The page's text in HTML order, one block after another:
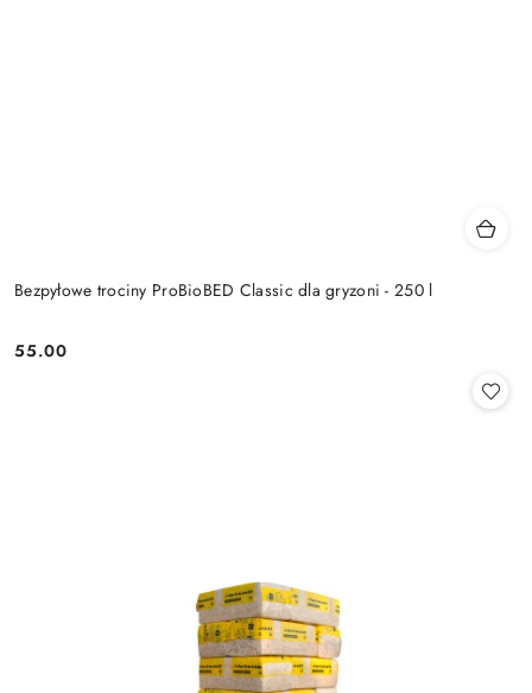
Bezpyłowe trociny ProBioBED Classic dla gryzoni - 250 l
Cena:
55.00